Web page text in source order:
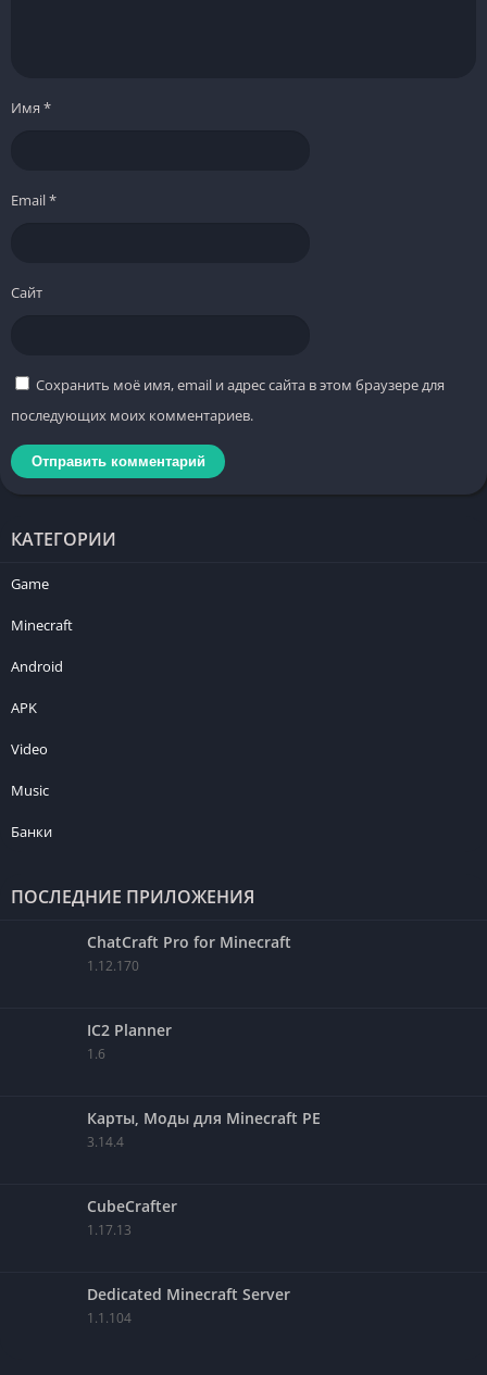
Имя *
Email*
Сайт
Сохранить моё имя, email и адрес сайта в этом браузере для
последующих моих комментариев.
КАТЕГОРИИ
Game
Minecraft
Android
APK
Video
Music
Банки
ПОСЛЕДНИЕ ПРИЛОЖЕНИЯ
ChatCraft Pro for Minecraft
1.12.170
IC2 Planner
1.6
Карты, Моды для Minecraft PE
3.14.4
CubeCrafter
1.17.13
Dedicated Minecraft Server
1.1.104